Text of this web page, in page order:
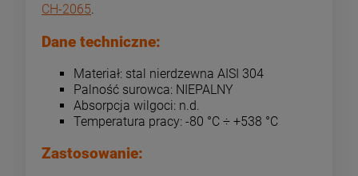
CH-2065
Dane techniczne:
Materiał: stal nierdzewna AISI 304
Palność surowca: NIEPALNY
Absorpcja wilgoci: n.d.
Temperatura pracy: -80 °C ÷ +538 °C
Zastosowanie: